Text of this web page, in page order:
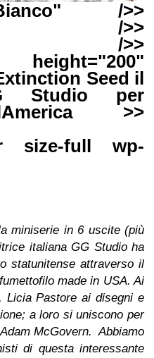
/>>
/>>
/>>
height="200"
Seed il
Studio per
>>
size-full wp-
miniserie in 6 uscite (più
italiana GG Studio ha
statunitense attraverso il
made in USA. Ai
Licia Pastore ai disegni e
a loro si uniscono per
McGovern. Abbiamo
di questa interessante